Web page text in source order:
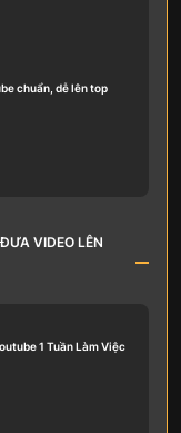
chuẩn, dễ lên top
VIDEO LÊN
1 Tuần Làm Việc